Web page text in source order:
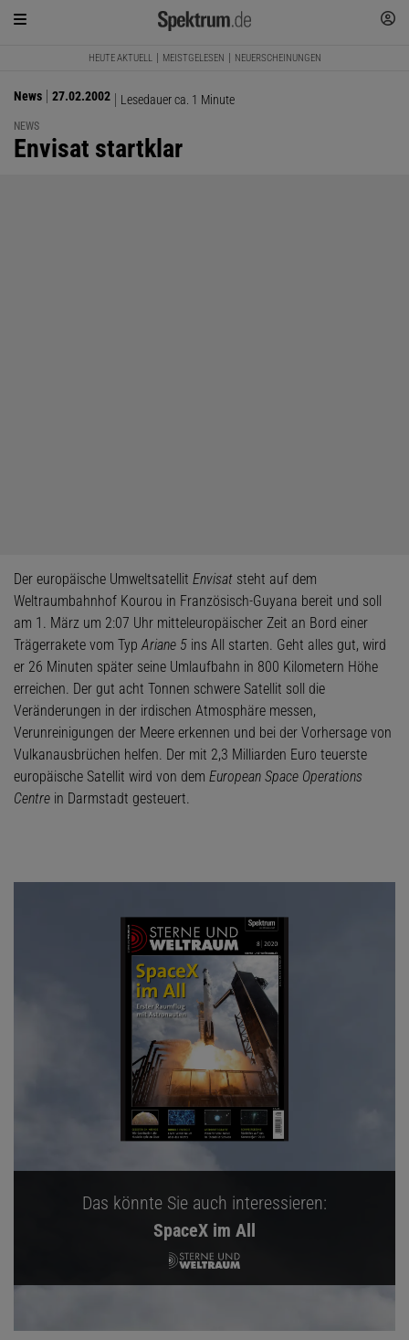
HEUTE AKTUELL MEISTGELESEN NEUERSCHEINUNGEN
News 27.02.2002 Lesedauer ca. 1 Minute
NEWS
:
Envisat startklar
Der europäische Umweltsatellit Envisat steht auf dem
Weltraumbahnhof Kourou in Französisch-Guyana bereit und soll
am 1. März um 2:07 Uhr mitteleuropäischer Zeit an Bord einer
Trägerrakete vom TypAriane 5 ins All starten. Geht alles gut, wird
er 26 Minuten später seine Umlaufbahn in 800 Kilometern Höhe
erreichen. Der gut acht Tonnen schwere Satellit soll die
Veränderungen in der irdischen Atmosphäre messen,
Verunreinigungen der Meere erkennen und bei der Vorhersage von
Vulkanausbrüchen helfen. Der mit 2,3 Milliarden Euro teuerste
europäische Satellit wird von dem European Space Operations
Centre in Darmstadt gesteuert.
Das könnte Sie auch interessieren:
SpaceX im All